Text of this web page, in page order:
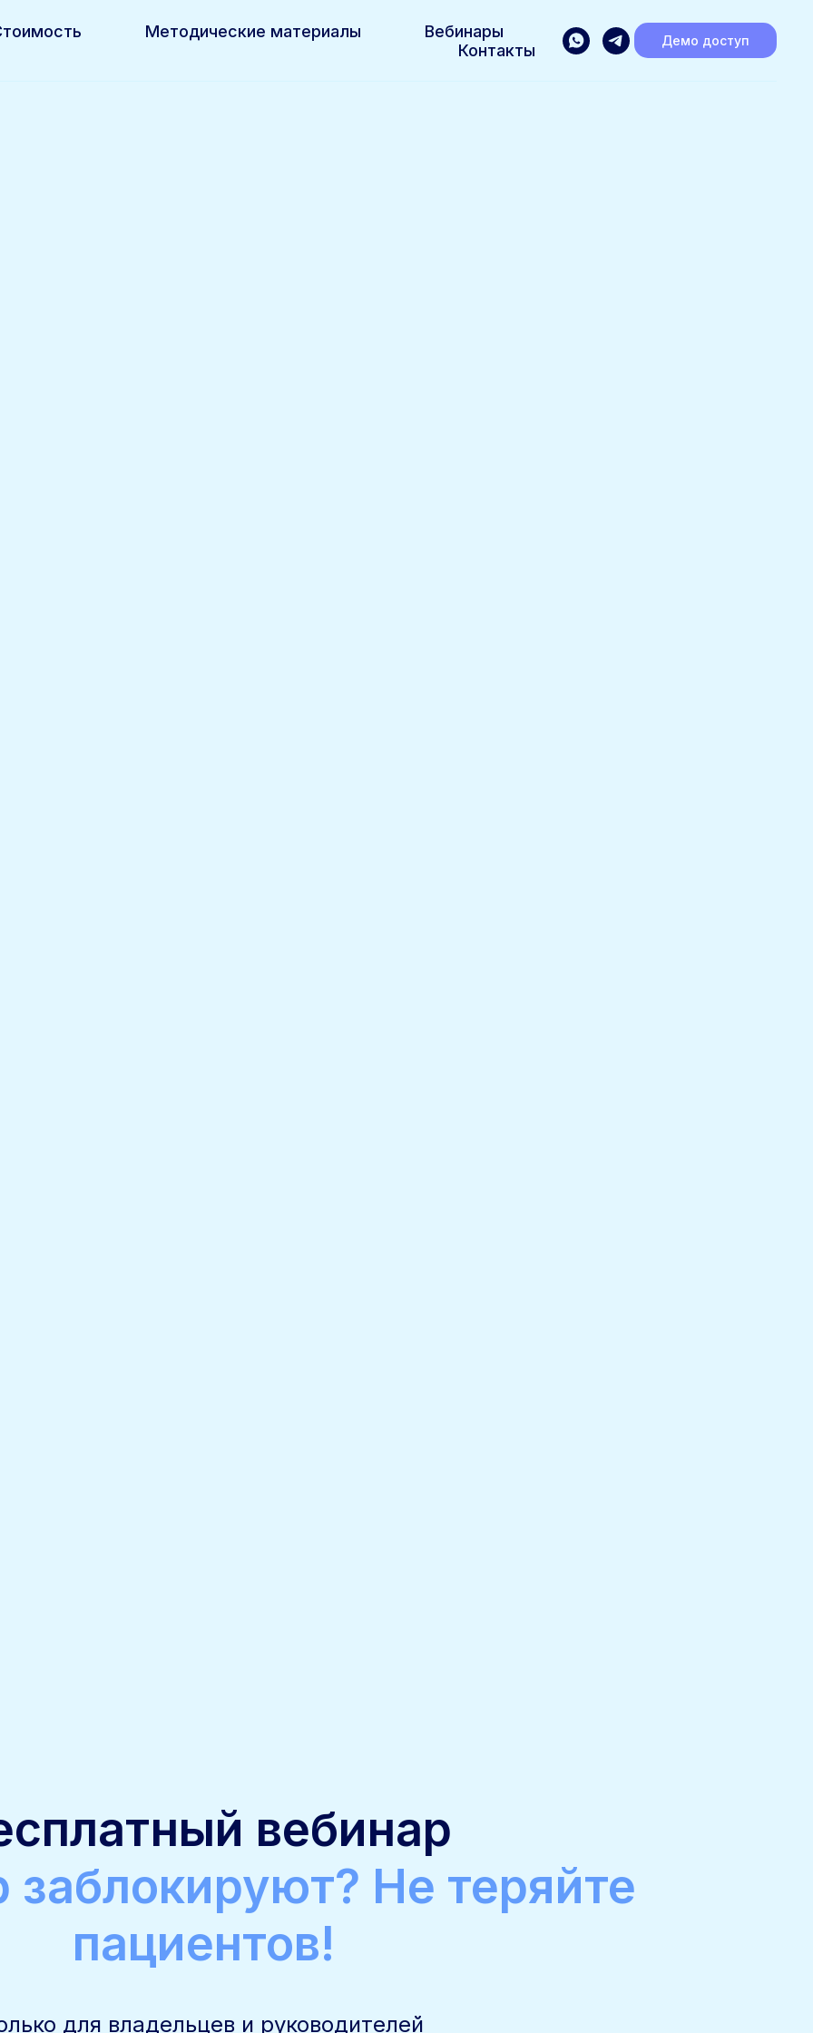
Методические материалы
Вебинары
Контакты
Демо доступ
вебинар
заблокируют? Не теряйте
пациентов!
для владельцев и руководителей